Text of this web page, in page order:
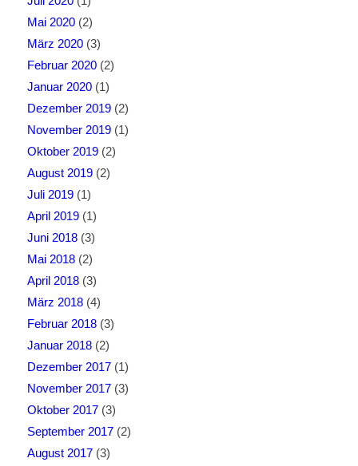
Mai 2020(2)
März 2020(3)
Februar 2020(2)
Januar 2020(1)
Dezember 2019(2)
November 2019(1)
Oktober 2019(2)
August 2019(2)
Juli 2019(1)
April 2019(1)
Juni 2018(3)
Mai 2018(2)
April 2018(3)
März 2018(4)
Februar 2018(3)
Januar 2018(2)
Dezember 2017(1)
November 2017(3)
Oktober 2017(3)
September 2017(2)
August 2017(3)